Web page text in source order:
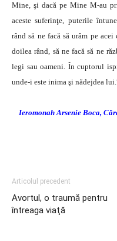
Mine, şi dacă pe Mine M-au
aceste suferinţe, puterile
rând să ne facă să urâm pe
doilea rând, să ne facă să ne
legi sau oameni. În cuptorul
unde-i este inima şi nădejdea
Ieromonah Arsenie Boca,
Articolul precedent
Avortul, o traumă pentru
întreaga viaţă